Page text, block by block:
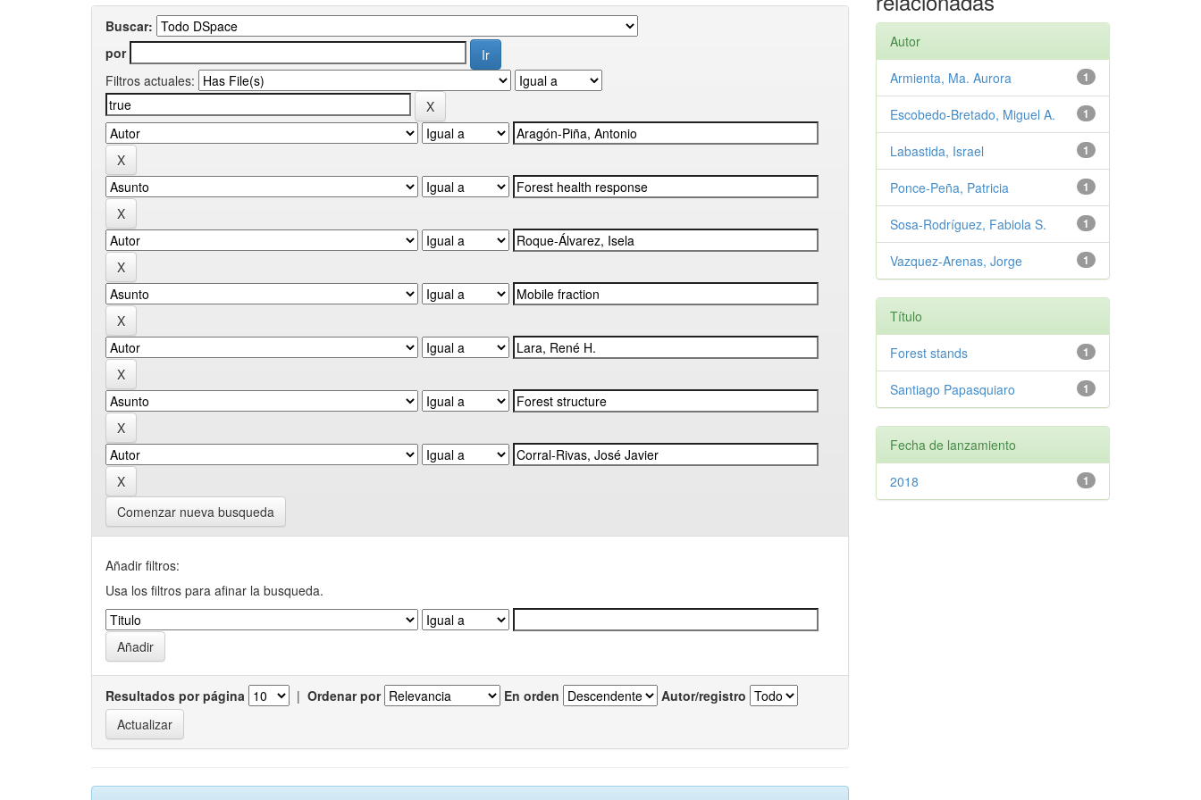
Buscar:
por
Filtros actuales:
Comenzar nueva busqueda
Añadir filtros:
Usa los filtros para afinar la busqueda.
Resultados por página | Ordenar por En orden Autor/registro
Autor
1
Armienta, Ma. Aurora
1
Escobedo-Bretado, Miguel A.
1
Labastida, Israel
1
Ponce-Peña, Patricia
1
Sosa-Rodríguez, Fabiola S.
1
Vazquez-Arenas, Jorge
Título
1
Forest stands
1
Santiago Papasquiaro
Fecha de lanzamiento
1
2018